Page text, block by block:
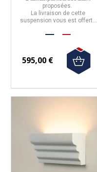
proposées.
La livraison de cette
suspension vous est offerte
595,00 €